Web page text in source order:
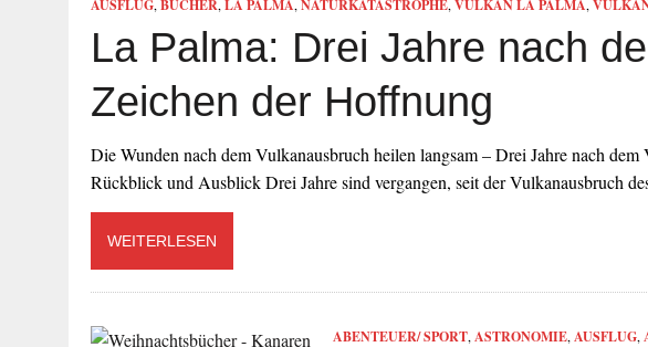
AUSFLUG, BÜCHER, LA PALMA, NATURKATASTROPHE, VULKAN LA PALMA,
La Palma: Drei Jahre nach
Zeichen der Hoffnung
Die Wunden nach dem Vulkanausbruch heilen langsam – Drei Jahre nach
Rückblick und Ausblick Drei Jahre sind vergangen, seit der Vulkanausbruch
WEITERLESEN
ABENTEUER/ SPORT, ASTRONOMIE, AUSFLUG,